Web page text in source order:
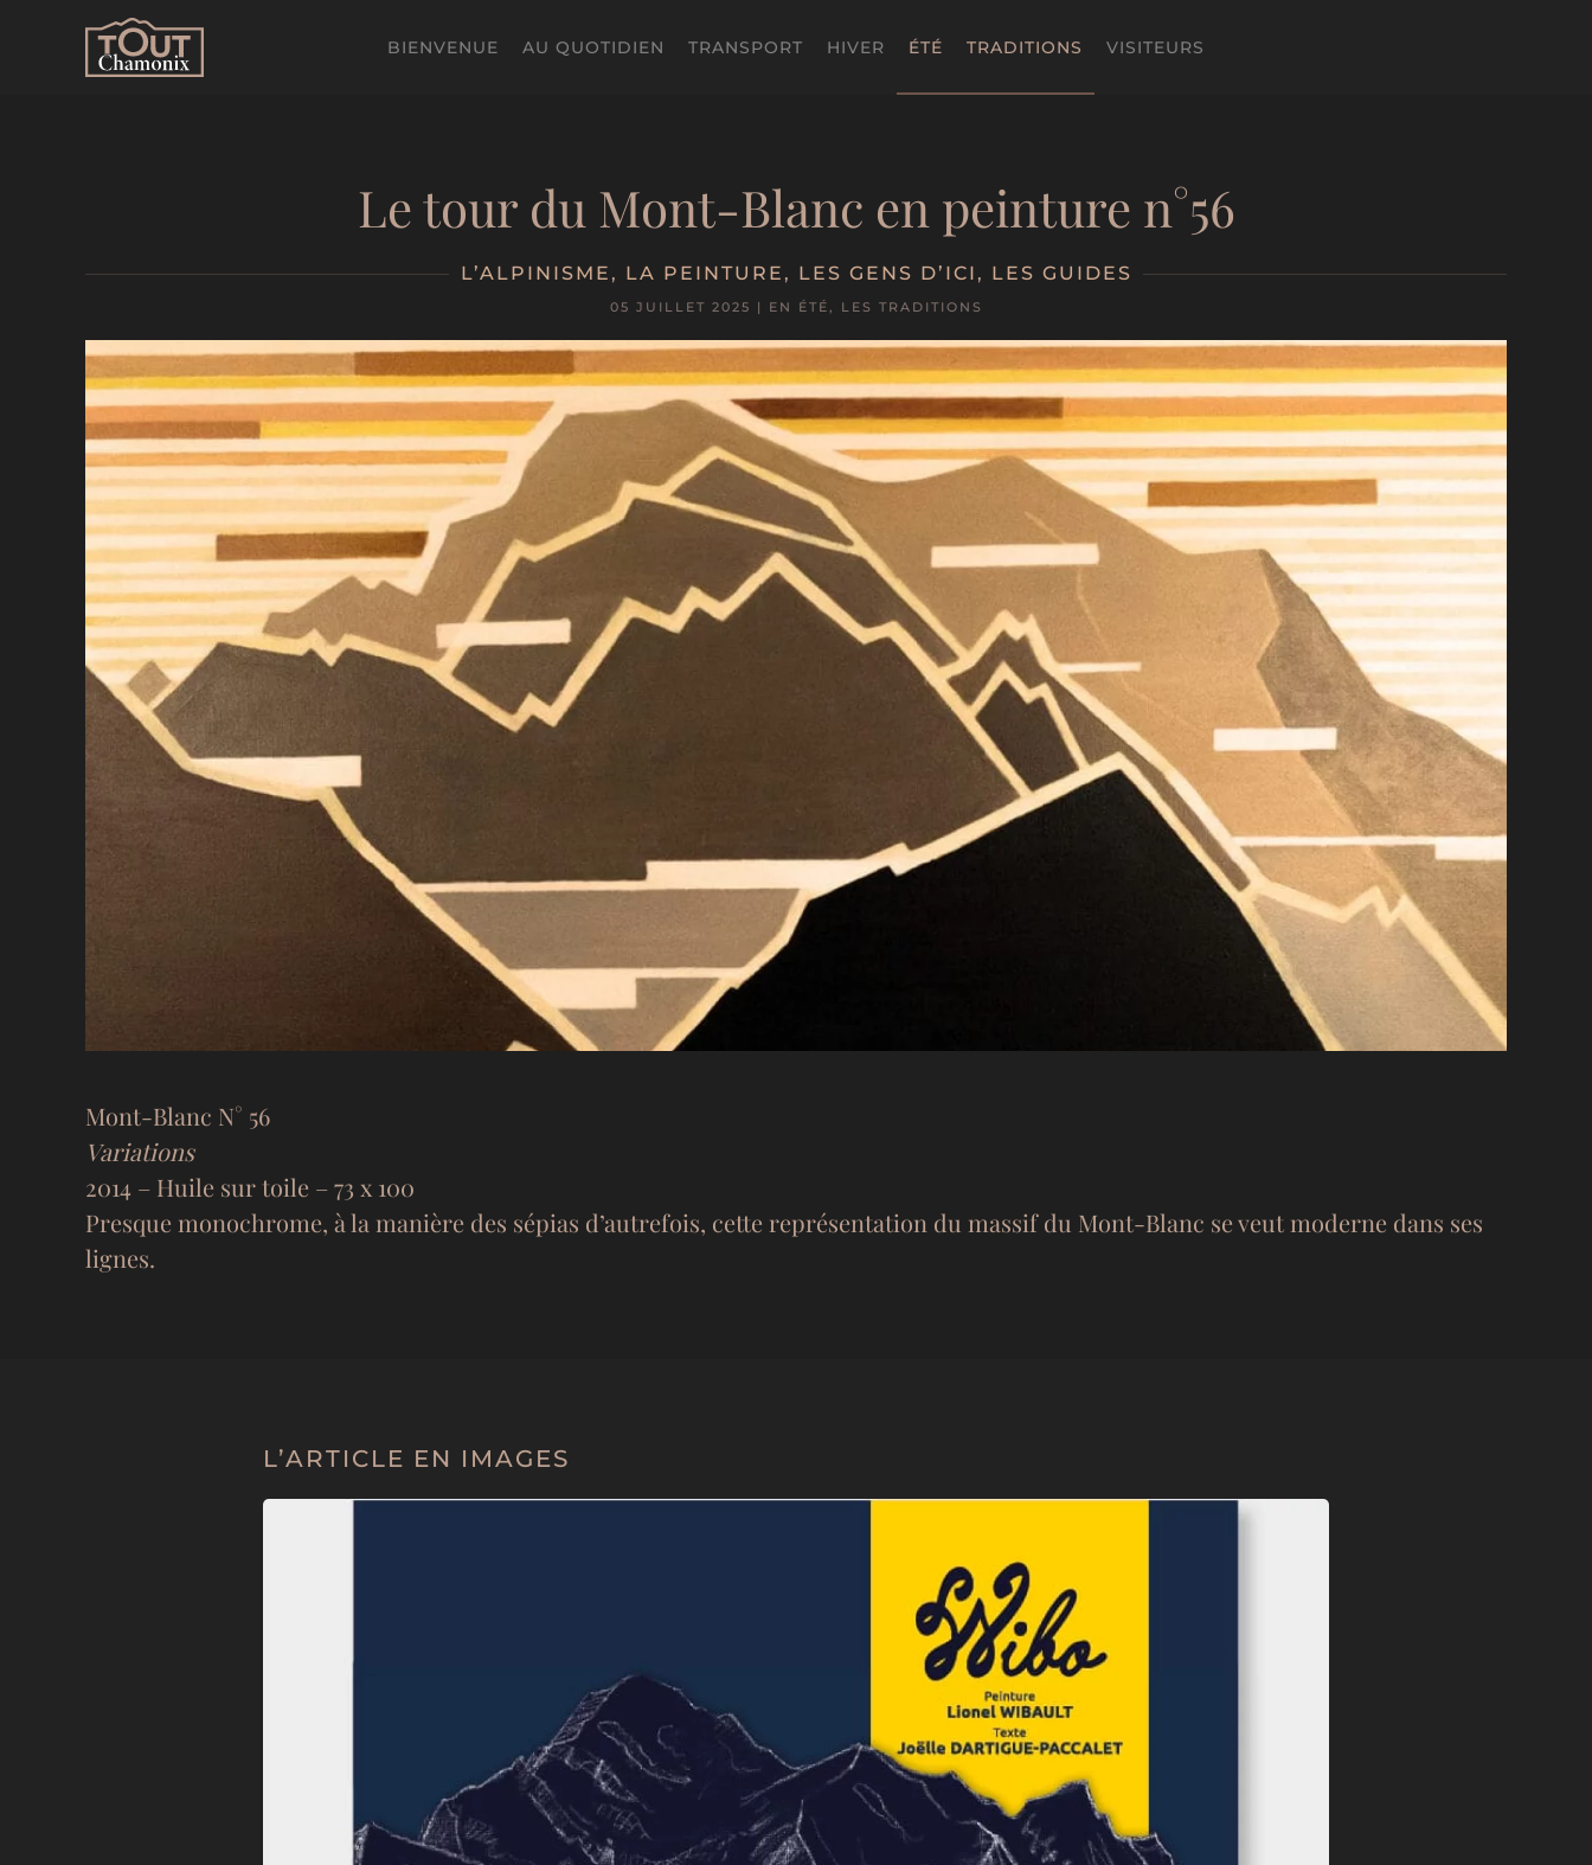
BIENVENUE AU QUOTIDIEN TRANSPORT HIVER ÉTÉ TRADITIONS VISITEURS
Le tour du Mont-Blanc en peinture n°56
L’ALPINISME , LA PEINTURE , LES GENS D’ICI , LES GUIDES
05 JUILLET 2025 | EN ÉTÉ, LES TRADITIONS
Mont-Blanc N° 56
Variations
2014 – Huile sur toile – 73 x 100
Presque monochrome, à la manière des sépias d’autrefois, cette représentation du massif du Mont-Blanc se veut moderne dans ses
lignes.
L’ARTICLE EN IMAGES